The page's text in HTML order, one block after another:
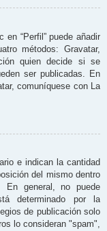
“Perfil” puede añadir
métodos: Gravatar,
quien decide si se
ser publicadas. En
comuníquese con La
e indican la cantidad
del mismo dentro
En general, no puede
determinado por la
de publicación solo
lo consideran "spam",